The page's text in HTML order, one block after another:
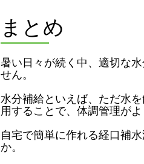
まとめ
暑い日々が続く中、適切な
せん。
水分補給といえば、ただ水
用することで、体調管理がよ
自宅で簡単に作れる経口補
か。